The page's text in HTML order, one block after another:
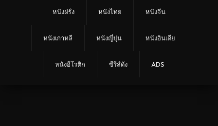
หนังฝรั่ง หนังไทย หนังจีน
หนังเกาหลี หนังญี่ปุ่น หนังอินเดีย
หนังอีโรติก ซีรีส์ดัง ADS